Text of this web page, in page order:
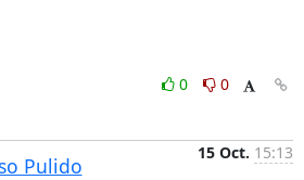
0
0
Pulido
15 Oct. 15:13